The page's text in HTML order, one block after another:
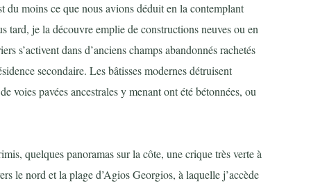
du moins ce que nous avions déduit en la contemplant
tard, je la découvre emplie de constructions neuves ou en
s’activent dans d’anciens champs abandonnés rachetés
secondaire. Les bâtisses modernes détruisent
voies pavées ancestrales y menant ont été bétonnées, ou
quelques panoramas sur la côte, une crique très verte à
le nord et la plage d’Agios Georgios, à laquelle j’accède